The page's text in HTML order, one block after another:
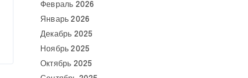
Февраль 2026
Январь 2026
Декабрь 2025
Ноябрь 2025
Октябрь 2025